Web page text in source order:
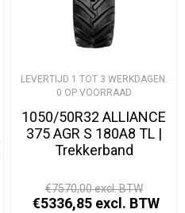
LEVERTIJD 1 TOT 3 WERKDAGEN.
0 OP VOORRAAD
1050/50R32 ALLIANCE
375 AGR S 180A8 TL |
Trekkerband
€7570,00 excl. BTW
€5336,85 excl. BTW